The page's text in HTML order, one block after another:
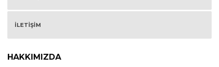
İLETİŞİM
HAKKIMIZDA